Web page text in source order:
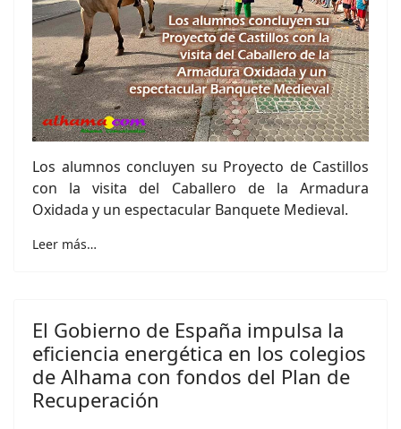
Los alumnos concluyen su Proyecto de Castillos
con la visita del Caballero de la Armadura
Oxidada y un espectacular Banquete Medieval.
Leer más…
El Gobierno de España impulsa la
eficiencia energética en los colegios
de Alhama con fondos del Plan de
Recuperación